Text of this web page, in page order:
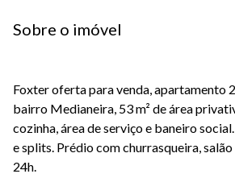
Sobre o imóvel
Foxter oferta para venda, apartamento
bairro Medianeira, 53 m² de área
cozinha, área de serviço e baneiro
e splits. Prédio com churrasqueira,
24h.